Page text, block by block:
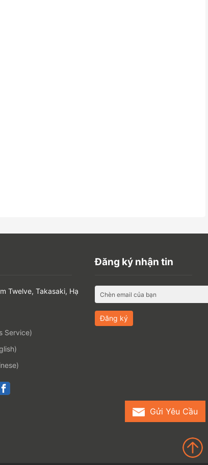
Twelve, Takasaki, Hạ
Service)
Đăng ký nhận tin
Gửi Yêu Cầu